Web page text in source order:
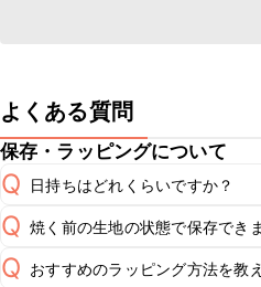
よくある質問
保存・ラッピングについて
Q 日持ちはどれくらいですか？
A 常温保存で2~3日が目安です。
Q 焼く前の生地の状態で保存でき
焼く前の生地（成形後）の保存
Q おすすめのラッピング方法を教